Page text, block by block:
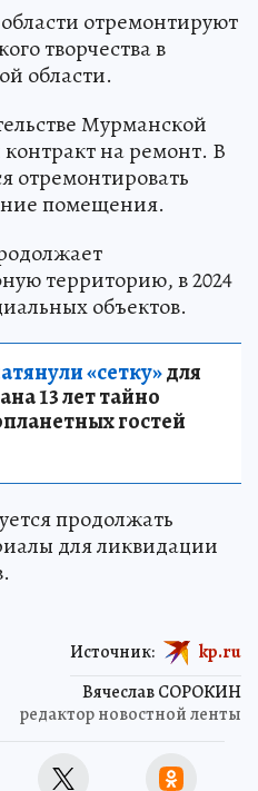
отремонтируют
творчества в
области.
Мурманской
на ремонт. В
отремонтировать
помещения.
территорию, в 2024
объектов.
«сетку»для
13 лет тайно
гостей
продолжать
для ликвидации
Вячеслав СОРОКИН
редактор новостной ленты
Источник: kp.ru